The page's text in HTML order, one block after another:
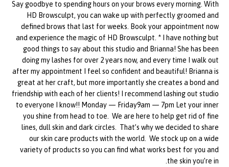
Say goodbye to spending hours on your brows every morning. With
HD Browsculpt, you can wake up with perfectly groomed and
defined brows that last for weeks. Book your appointment now
and experience the magic of HD Browsculpt. * I have nothing but
good things to say about this studio and Brianna! She has been
doing my lashes for over 2 years now, and every time I walk out
after my appointment I feel so confident and beautiful! Brianna is
great at her craft, but more importantly she creates a bond and
friendship with each of her clients! I recommend lashing out studio
to everyone I know!! Monday — Friday9am — 7pm Let your inner
you shine from head to toe. We are here to help get rid of fine
lines, dull skin and dark circles. That’s why we decided to share
our skin care products with the world. We stock up on a wide
variety of products so you can find what works best for you and
the skin you’re in.